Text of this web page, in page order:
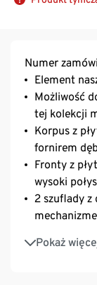
Numer
Element
Możliwość
tej kolekcji
Korpus z
fornirem
Fronty z
wysoki
2 szuflady z
Pokaż
2 drzwi na